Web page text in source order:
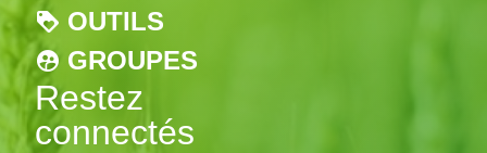
OUTILS
GROUPES
Restez
connectés